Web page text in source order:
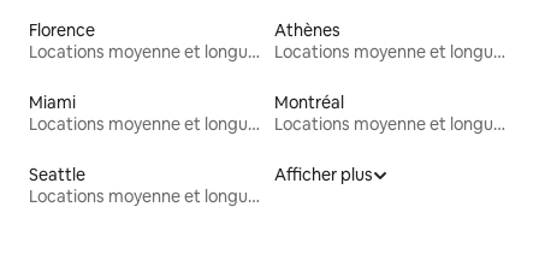
Florence
Locations moyenne et longue durée
Athènes
Locations moyenne et longue durée
Miami
Locations moyenne et longue durée
Montréal
Locations moyenne et longue durée
Seattle
Locations moyenne et longue durée
Afficher plus